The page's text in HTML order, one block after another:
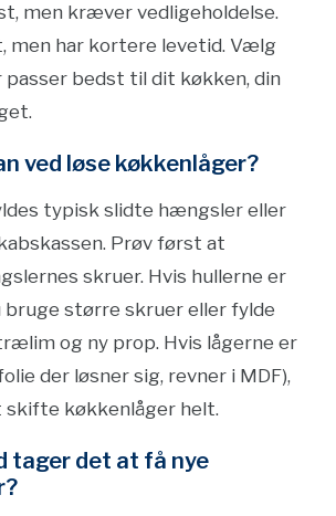
men kræver vedligeholdelse.
men har kortere levetid. Vælg
bedst til dit køkken, din
ved løse køkkenlåger?
typisk slidte hængsler eller
Prøv først at
skruer. Hvis hullerne er
bruge større skruer eller fylde
og ny prop. Hvis lågerne er
der løsner sig, revner i MDF),
køkkenlåger helt.
tager det at få nye